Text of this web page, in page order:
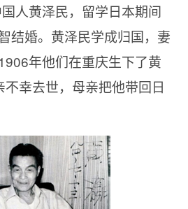
人黄泽民，留学日本期间
结婚。黄泽民学成归国，妻
年他们在重庆生下了黄
幸去世，母亲把他带回日